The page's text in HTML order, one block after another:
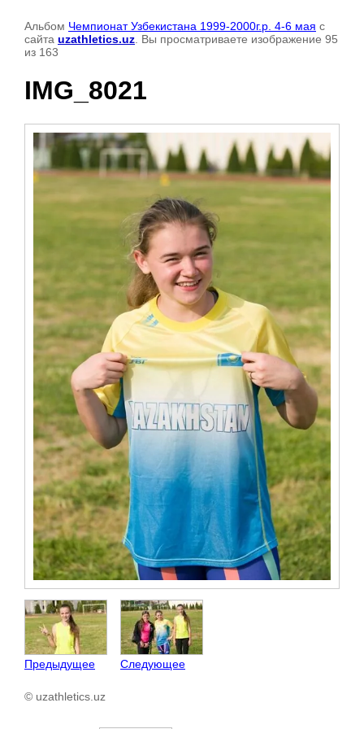
Альбом Чемпионат Узбекистана 1999-2000г.р. 4-6 мая с
сайта uzathletics.uz . Вы просматриваете изображение 95
из 163
IMG_8021
Предыдущее Следующее
© uzathletics.uz